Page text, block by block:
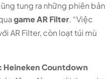
tung ra những phiên bản
game AR Filter. “Việc
AR Filter, còn loạt túi mù
Heineken Countdown